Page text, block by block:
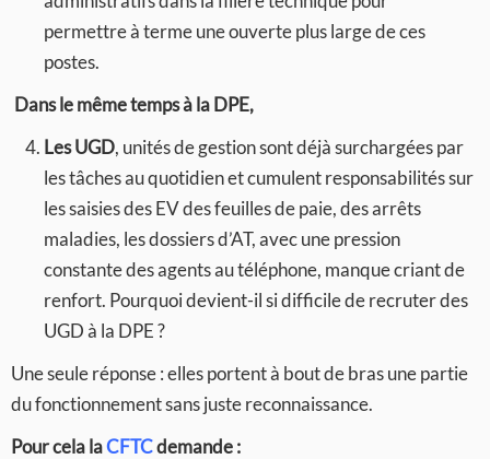
permettre à terme une ouverte plus large de ces
postes.
Dans le même temps à la DPE,
Les UGD, unités de gestion sont déjà surchargées par
les tâches au quotidien et cumulent responsabilités sur
les saisies des EV des feuilles de paie, des arrêts
maladies, les dossiers d’AT, avec une pression
constante des agents au téléphone, manque criant de
renfort. Pourquoi devient-il si difficile de recruter des
UGD à la DPE ?
Une seule réponse : elles portent à bout de bras une partie
du fonctionnement sans juste reconnaissance.
Pour cela laCFTCdemande :